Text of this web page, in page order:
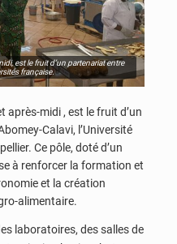
est le fruit d’un partenariat entre
française.
après-midi , est le fruit d’un
Calavi, l’Université
Ce pôle, doté d’un
à renforcer la formation et
et la création
alimentaire.
laboratoires, des salles de